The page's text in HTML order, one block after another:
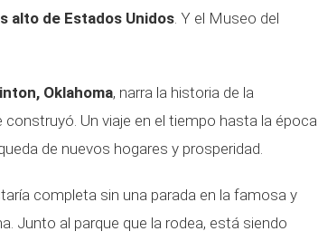
alto de Estados Unidos. Y el Museo del
Oklahoma, narra la historia de la
Un viaje en el tiempo hasta la época
de nuevos hogares y prosperidad.
completa sin una parada en la famosa y
Junto al parque que la rodea, está siendo